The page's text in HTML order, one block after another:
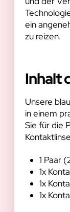
ein
zu reizen.
Inhalt
Unsere
in einem
Sie für die
1 Paar
1x
1x
1x